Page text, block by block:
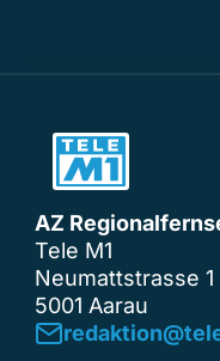
AZ
Tele M1
Neumattstrasse 1
5001 Aarau